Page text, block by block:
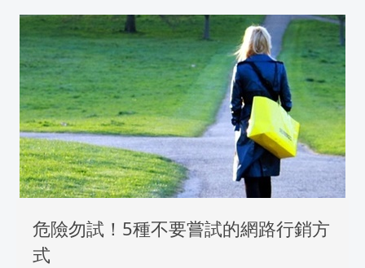
危險勿試！5種不要嘗試的網路行銷方
式